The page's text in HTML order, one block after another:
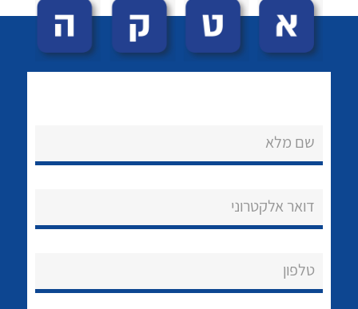
הצוות שלנו
שירותי תמיכה
שם מלא
דואר אלקטרוני
טלפון